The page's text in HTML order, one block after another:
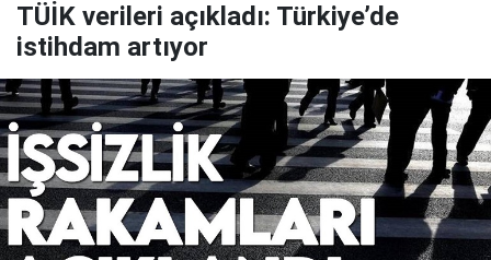
TÜİK verileri açıkladı: Türkiye’de
istihdam artıyor